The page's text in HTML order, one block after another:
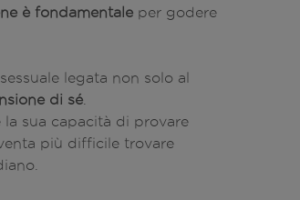
è fondamentale per godere
legata non solo al
di sé
la sua capacità di provare
più difficile trovare